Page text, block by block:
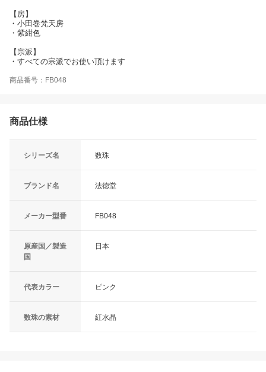
【房】
・小田巻梵天房
・紫紺色
【宗派】
・すべての宗派でお使い頂けます
商品番号：FB048
商品仕様
シリーズ名 数珠
ブランド名 法徳堂
メーカー型番 FB048
原産国／製造
国
日本
代表カラー ピンク
数珠の素材 紅水晶